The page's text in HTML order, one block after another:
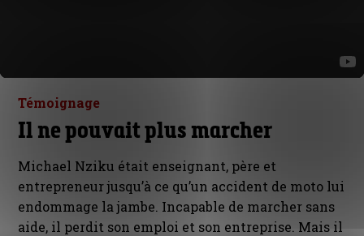
Témoignage
Il ne pouvait plus marcher
Michael Nziku était enseignant, père et
entrepreneur jusqu’à ce qu’un accident de moto lui
endommage la jambe. Incapable de marcher sans
aide, il perdit son emploi et son entreprise. Mais il